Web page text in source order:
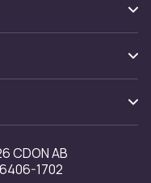
CDON AB
1702